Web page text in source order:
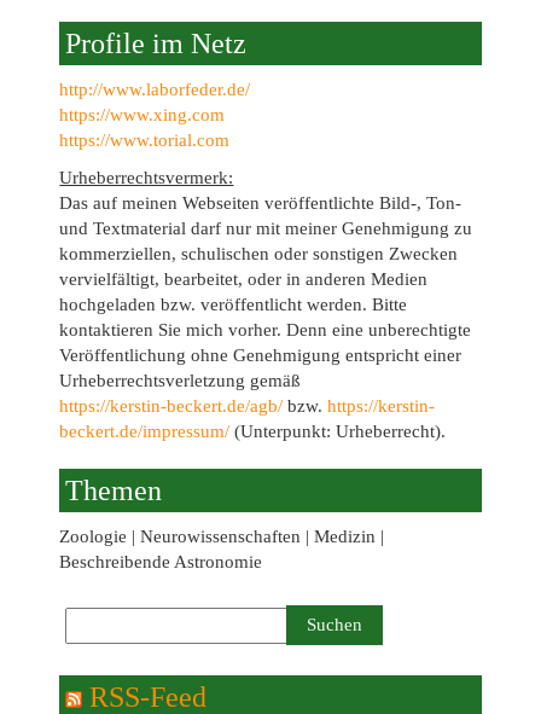
Profile im Netz
http://www.laborfeder.de/
https://www.xing.com
https://www.torial.com
Urheberrechtsvermerk:
Das auf meinen Webseiten veröffentlichte Bild-, Ton-
und Textmaterial darf nur mit meiner Genehmigung zu
kommerziellen, schulischen oder sonstigen Zwecken
vervielfältigt, bearbeitet, oder in anderen Medien
hochgeladen bzw. veröffentlicht werden. Bitte
kontaktieren Sie mich vorher. Denn eine unberechtigte
Veröffentlichung ohne Genehmigung entspricht einer
Urheberrechtsverletzung gemäß
https://kerstin-beckert.de/agb/ bzw.https://kerstin-
beckert.de/impressum/ (Unterpunkt: Urheberrecht).
Themen
Zoologie | Neurowissenschaften | Medizin |
Beschreibende Astronomie
RSS-Feed